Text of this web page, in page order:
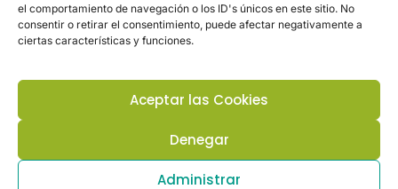
el comportamiento de navegación o los ID's únicos en este sitio. No
consentir o retirar el consentimiento, puede afectar negativamente a
ciertas características y funciones.
Aceptar las Cookies
Denegar
Administrar